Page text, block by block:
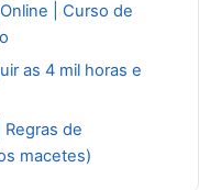
Online | Curso de
as 4 mil horas e
de
macetes)